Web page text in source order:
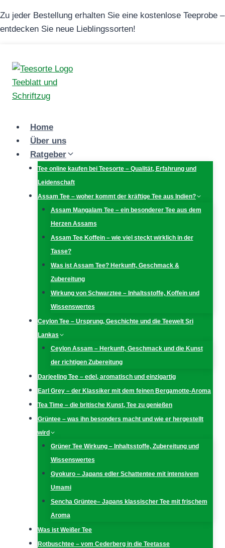
Inhalt
springen
Zu jeder Bestellung erhalten Sie eine kostenlose Teeprobe –
entdecken Sie neue Lieblingssorten!
Home
Über uns
Ratgeber
Tee online kaufen bei Teesorte – Qualität, Erfahrung und
Leidenschaft
Assam Tee – woher kommt der kräftige Tee aus Indien?
Assam Mangalam Tee – ein besonderer Tee aus dem
Herzen Assams
Assam Tee Koffein – wie viel steckt wirklich in der
Tasse?
Was ist Assam Tee? Herkunft, Geschmack &
Zubereitung
Wirkung von Schwarztee – Inhaltsstoffe, Koffein und
Wissenswertes
Ceylon Tee – Ursprung, Geschichte und die Teewelt Sri
Lankas
Ceylon Assam – Herkunft, Geschmack und die Kunst
der richtigen Zubereitung
Darjeeling Tee – edel, aromatisch und einzigartig
Earl Grey – der Klassiker mit dem feinen Bergamotte-Aroma
Tea Time – die britische Kunst, Tee zu genießen
Grüntee – was ihn besonders macht und wie er hergestellt
wird
Grüner Tee Wirkung – Inhaltsstoffe, Zubereitung und
Wissenswertes
Gyokuro – Japans edler Schattentee mit intensivem
Umami
Sencha Grüntee– Japans klassischer Tee mit frischem
Aroma
Was ist Weißer Tee
Rotbuschtee – vom Cederberg in die Teetasse